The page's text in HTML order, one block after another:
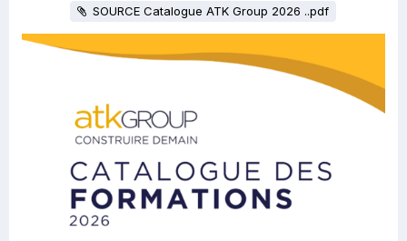
SOURCE Catalogue ATK Group 2026 ..pdf